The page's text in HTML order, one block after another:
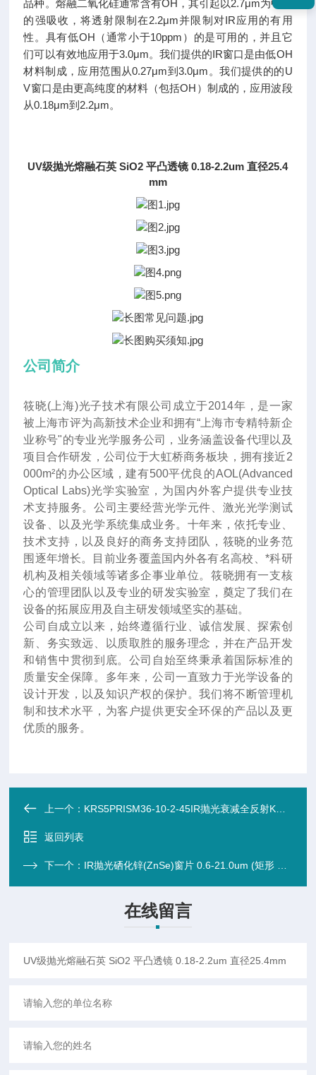
品种。熔融二氧化硅通常含有OH，其引起以2.7μm为中心
的强吸收，将透射限制在2.2μm并限制对IR应用的有用
性。具有低OH（通常小于10ppm）的是可用的，并且它
们可以有效地应用于3.0μm。我们提供的IR窗口是由低OH
材料制成，应用范围从0.27μm到3.0μm。我们提供的的U
V窗口是由更高纯度的材料（包括OH）制成的，应用波段
从0.18μm到2.2μm。
UV级抛光熔融石英 SiO2 平凸透镜 0.18-2.2um 直径25.4
mm
公司简介
筱晓(上海)光子技术有限公司成立于2014年 ， 是一家
被上海市评为高新技术企业和拥有“上海市专精特新企
业称号"的专业光学服务公司，业务涵盖设备代理以及
项目合作研发，公司位于大虹桥商务板块，拥有接近2
000m²的办公区域，建有500平优良的AOL(Advanced
Optical Labs)光学实验室，为国内外客户提供专业技
术支持服务。公司主要经营光学元件、激光光学测试
设备、以及光学系统集成业务。十年来 ，依托专业、
技术支持，以及良好的商务支持团队，筱晓的业务范
围逐年增长。目前业务覆盖国内外各有名高校、*科研
机构及相关领域等诸多企事业单位。筱晓拥有一支核
心的管理团队以及专业的研发实验室，奠定了我们在
设备的拓展应用及自主研发领域坚实的基础。
公司自成立以来，始终遵循行业、诚信发展、探索创
新、务实致远、以质取胜的服务理念，并在产品开发
和销售中贯彻到底。公司自始至终秉承着国际标准的
质量安全保障。多年来，公司一直致力于光学设备的
设计开发，以及知识产权的保护。我们将不断管理机
制和技术水平，为客户提供更安全环保的产品以及更
优质的服务。
上一个： KRS5PRISM36-10-2-45IR抛光衰减全反射KRS5 溴碘化tuo ATR 45°梯形棱镜（0.6-40um 35.
返回列表
下一个： IR抛光硒化锌(ZnSe)窗片 0.6-21.0um (矩形 41.0X23.0X4.0mm)（晶
在线留言